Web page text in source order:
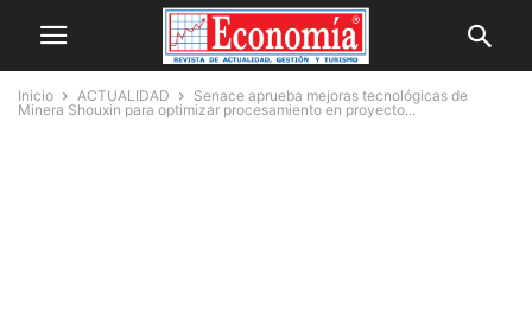
Inicio ACTUALIDAD
Senace aprueba mejoras tecnológicas de
Minera Shouxin para optimizar procesamiento en proyecto...